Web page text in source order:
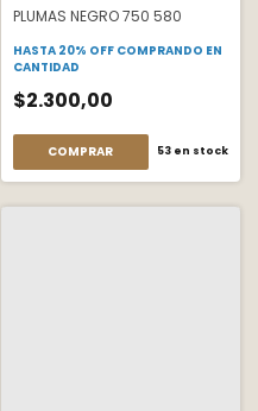
PLUMAS NEGRO 750 580
HASTA 20% OFF COMPRANDO EN
CANTIDAD
$2.300,00
COMPRAR 53 en stock